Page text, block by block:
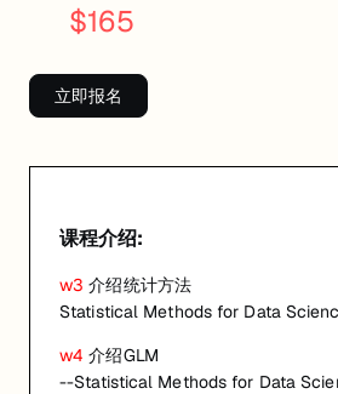
--Remedial methods for regression. More
活动形式: 线上
关联大学:University of Queensland
关联课程:Statistical Methods for Data
$165
立即报名
课程介绍:
w3 介绍统计方法
Statistical Methods for Data
w4 介绍GLM
--Statistical Methods for Data